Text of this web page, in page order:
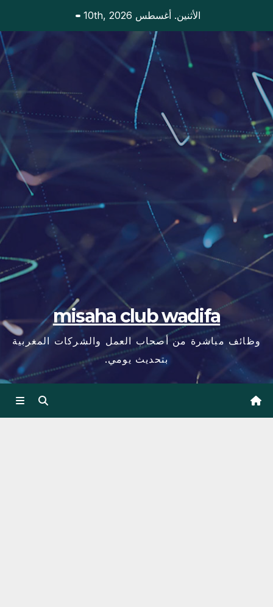
content
الأثنين. أغسطس 10th, 2026
misaha club wadifa
وظائف مباشرة من أصحاب العمل والشركات المغربية
بتحديث يومي.